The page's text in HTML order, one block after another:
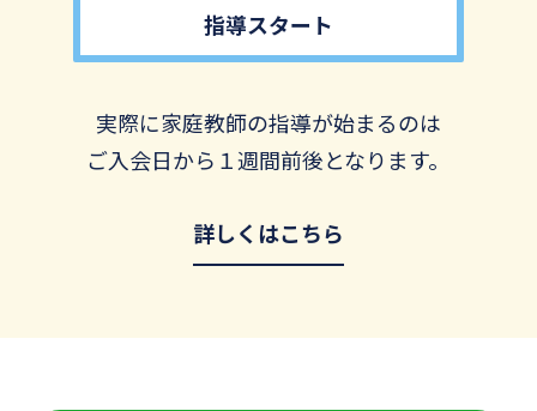
指導スタート
実際に家庭教師の指導が始まるのは
ご入会日から１週間前後となります。
詳しくはこちら